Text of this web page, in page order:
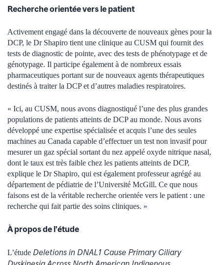
Recherche orientée vers le patient
Activement engagé dans la découverte de nouveaux gènes pour la
DCP, le Dr Shapiro tient une clinique au CUSM qui fournit des
tests de diagnostic de pointe, avec des tests de phénotypage et de
génotypage. Il participe également à de nombreux essais
pharmaceutiques portant sur de nouveaux agents thérapeutiques
destinés à traiter la DCP et d’autres maladies respiratoires.
« Ici, au CUSM, nous avons diagnostiqué l’une des plus grandes
populations de patients atteints de DCP au monde. Nous avons
développé une expertise spécialisée et acquis l’une des seules
machines au Canada capable d’effectuer un test non invasif pour
mesurer un gaz spécial sortant du nez appelé oxyde nitrique nasal,
dont le taux est très faible chez les patients atteints de DCP,
explique le Dr Shapiro, qui est également professeur agrégé au
département de pédiatrie de l’Université McGill. Ce que nous
faisons est de la véritable recherche orientée vers le patient : une
recherche qui fait partie des soins cliniques. »
À propos de l’étude
L’étude Deletions in DNAL1 Cause Primary Ciliary